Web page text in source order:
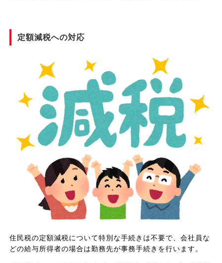
定額減税への対応
住民税の定額減税について特別な手続きは不要で、会社員な
どの給与所得者の場合は勤務先が事務手続きを行います。